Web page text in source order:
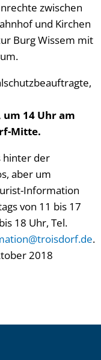
zwischen
und Kirchen
Burg Wissem mit
um 14 Uhr am
Mitte.
hinter der
aber um
Information
von 11 bis 17
18 Uhr, Tel.
.
2018